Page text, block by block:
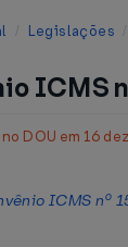
Legislações
ICMS
DOU em 16
ICMS nº